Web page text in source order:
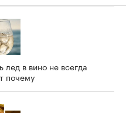
лед в вино не всегда
почему